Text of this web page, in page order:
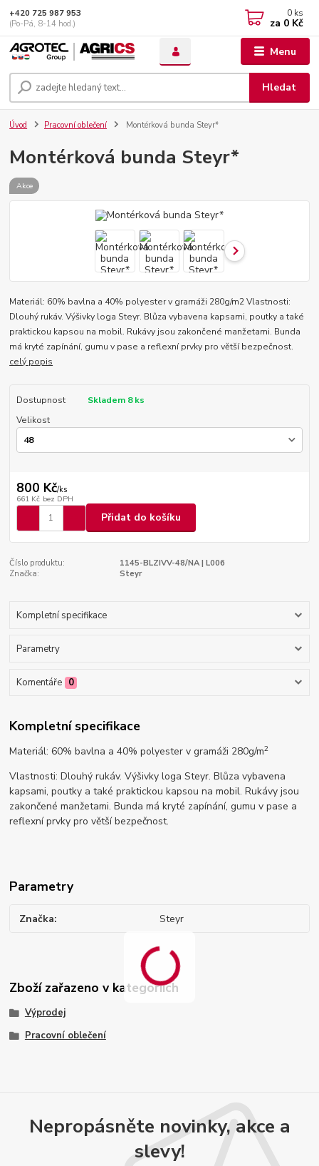
Menu
Hledat
+420 725 987 953
(Po-Pá, 8-14 hod.)
0 ks
za 0 Kč
Úvod Pracovní oblečení Montérková bunda Steyr*
Montérková bunda Steyr*
Akce
Materiál: 60% bavlna a 40% polyester v gramáži 280g/m2 Vlastnosti:
Dlouhý rukáv. Výšivky loga Steyr. Blůza vybavena kapsami, poutky a také
praktickou kapsou na mobil. Rukávy jsou zakončené manžetami. Bunda
má kryté zapínání, gumu v pase a reflexní prvky pro větší bezpečnost.
celý popis
Dostupnost
Skladem 8 ks
Velikost
800 Kč/ks
661 Kč bez DPH
Přidat do košíku
Číslo produktu:
1145-BLZIVV-48/NA | L006
Značka:
Steyr
Kompletní specifikace
Parametry
Komentáře 0
Kompletní specifikace
Materiál: 60% bavlna a 40% polyester v gramáži 280g/m2
Vlastnosti: Dlouhý rukáv. Výšivky loga Steyr. Blůza vybavena
kapsami, poutky a také praktickou kapsou na mobil. Rukávy jsou
zakončené manžetami. Bunda má kryté zapínání, gumu v pase a
reflexní prvky pro větší bezpečnost.
Parametry
Značka Steyr
Zboží zařazeno v kategoriích
Výprodej
Pracovní oblečení
Nepropásněte novinky, akce a
slevy!